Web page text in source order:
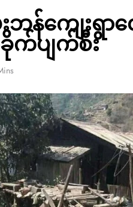
ဘန်ကျေးရွ
က်ပျက်စီး